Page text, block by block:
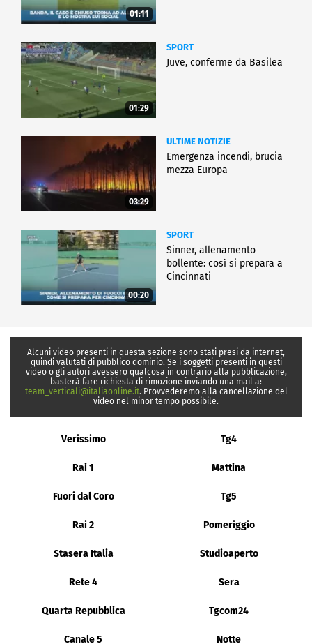
01:11
01:29
SPORT
Juve, conferme da Basilea
03:29
ULTIME NOTIZIE
Emergenza incendi, brucia
mezza Europa
00:20
SPORT
Sinner, allenamento
bollente: così si prepara a
Cincinnati
Alcuni video presenti in questa sezione sono stati presi da internet,
quindi valutati di pubblico dominio. Se i soggetti presenti in questi
video o gli autori avessero qualcosa in contrario alla pubblicazione,
basterà fare richiesta di rimozione inviando una mail a:
team_verticali@italiaonline.it. Provvederemo alla cancellazione del
video nel minor tempo possibile.
Verissimo Tg4
Rai 1 Mattina
Fuori dal Coro Tg5
Rai 2 Pomeriggio
Stasera Italia Studioaperto
Rete 4 Sera
Quarta Repubblica Tgcom24
Canale 5 Notte